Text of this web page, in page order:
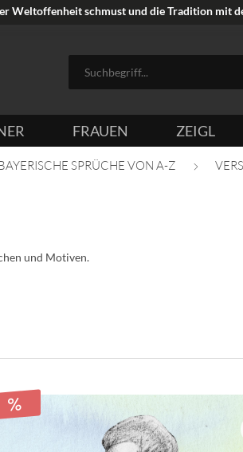
Weltoffenheit schmust und die Tradition mit
FRAUEN ZEIGL
SPRÜCHE VON A-Z
und Motiven.